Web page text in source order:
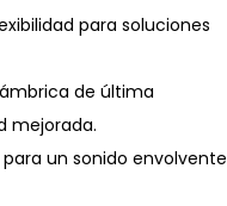
para soluciones
de última
mejorada.
un sonido envolvente